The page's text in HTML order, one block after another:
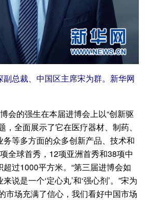
副总裁、中国区主席宋为群。新华网
的强生在本届进博会上以“创新驱
，全面展示了它在医疗器材、制药、
等多方面的众多创新产品、技术和
全球首秀，12项亚洲首秀和38项中
过1000平方米。“第三届进博会如
说是一个‘定心丸’和‘强心剂’。”宋为
市场充满了信心，我们看好中国市场